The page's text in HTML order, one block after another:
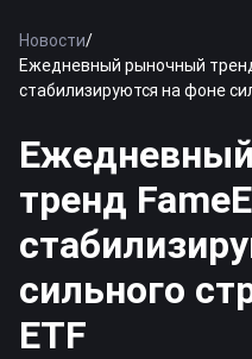
Новости/
Ежедневный рыночный тренд
стабилизируются на фоне
тренд
сильного
ETF